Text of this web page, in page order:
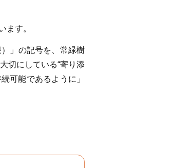
す。
」の記号を、常緑樹
切にしている“寄り添
可能であるように」